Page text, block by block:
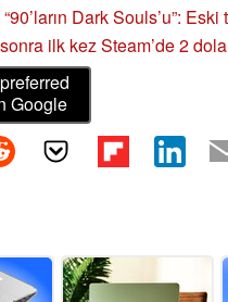
“90’ların Dark Souls’u”:
sonra ilk kez Steam’de 2
Google